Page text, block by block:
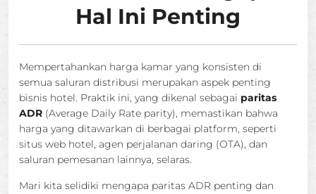
Hal Ini Penting
Mempertahankan harga kamar yang konsisten di
semua saluran distribusi merupakan aspek penting
bisnis hotel. Praktik ini, yang dikenal sebagai paritas
ADR (Average Daily Rate parity), memastikan bahwa
harga yang ditawarkan di berbagai platform, seperti
situs web hotel, agen perjalanan daring (OTA), dan
saluran pemesanan lainnya, selaras.
Mari kita selidiki mengapa paritas ADR penting dan